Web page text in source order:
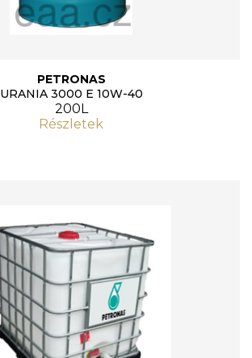
PETRONAS
URANIA 3000 E 10W-40
200L
Részletek